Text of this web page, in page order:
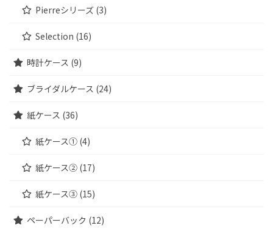
Pierreシリーズ (3)
Selection (16)
時計ケース (9)
ブライダルケース (24)
紙ケース (36)
紙ケース① (4)
紙ケース② (17)
紙ケース③ (15)
ペーパーバック (12)